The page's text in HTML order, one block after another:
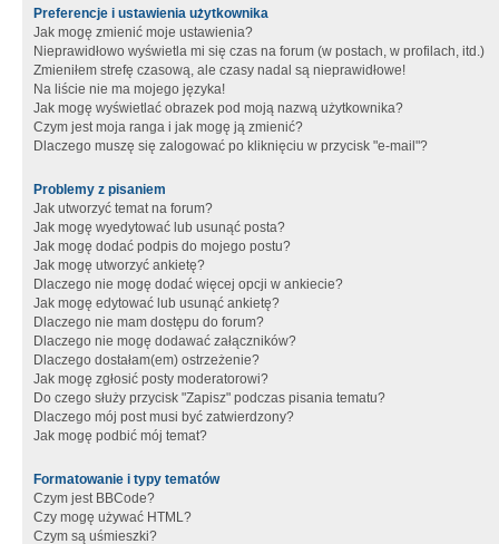
Preferencje i ustawienia użytkownika
Jak mogę zmienić moje ustawienia?
Nieprawidłowo wyświetla mi się czas na forum (w postach, w profilach, itd.)
Zmieniłem strefę czasową, ale czasy nadal są nieprawidłowe!
Na liście nie ma mojego języka!
Jak mogę wyświetlać obrazek pod moją nazwą użytkownika?
Czym jest moja ranga i jak mogę ją zmienić?
Dlaczego muszę się zalogować po kliknięciu w przycisk "e-mail"?
Problemy z pisaniem
Jak utworzyć temat na forum?
Jak mogę wyedytować lub usunąć posta?
Jak mogę dodać podpis do mojego postu?
Jak mogę utworzyć ankietę?
Dlaczego nie mogę dodać więcej opcji w ankiecie?
Jak mogę edytować lub usunąć ankietę?
Dlaczego nie mam dostępu do forum?
Dlaczego nie mogę dodawać załączników?
Dlaczego dostałam(em) ostrzeżenie?
Jak mogę zgłosić posty moderatorowi?
Do czego służy przycisk "Zapisz" podczas pisania tematu?
Dlaczego mój post musi być zatwierdzony?
Jak mogę podbić mój temat?
Formatowanie i typy tematów
Czym jest BBCode?
Czy mogę używać HTML?
Czym są uśmieszki?